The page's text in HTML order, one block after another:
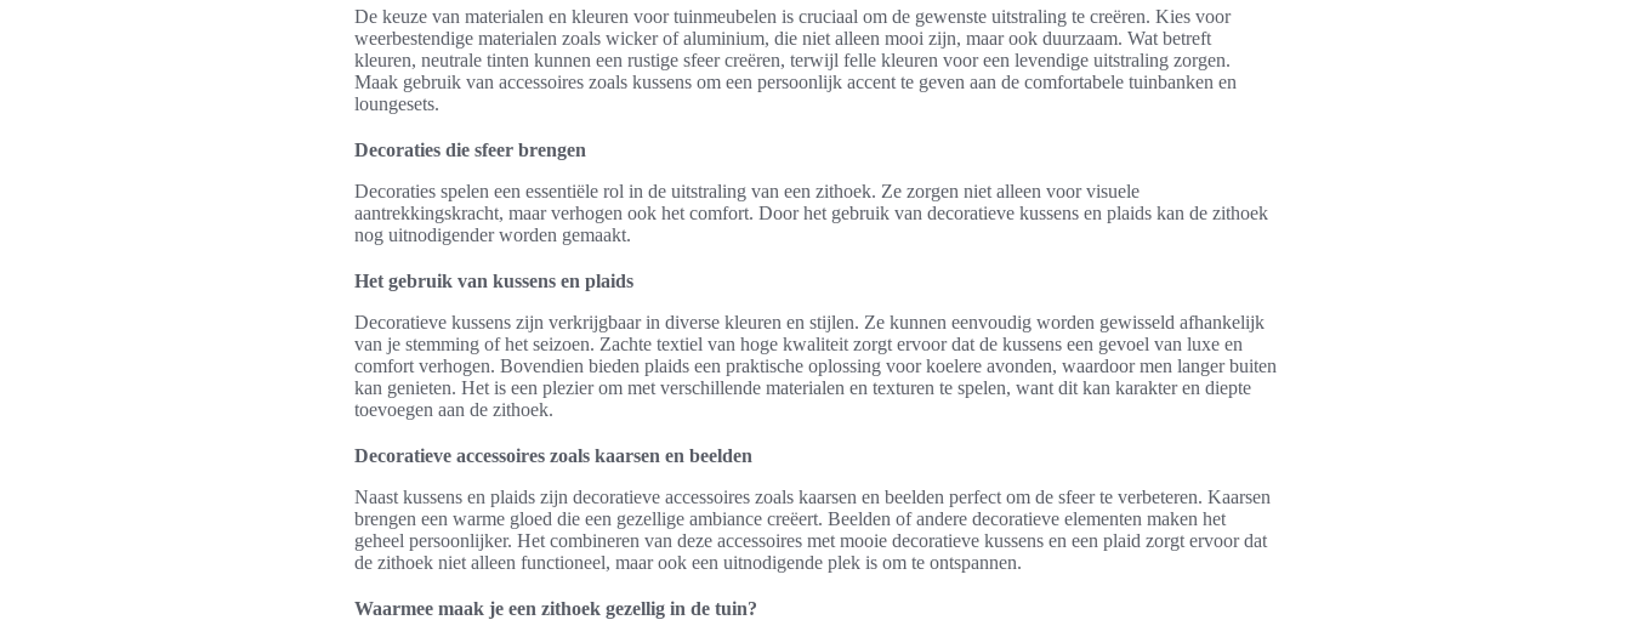
De keuze van materialen en kleuren voor tuinmeubelen is cruciaal om de gewenste uitstraling te creëren. Kies voor
weerbestendige materialen zoals wicker of aluminium, die niet alleen mooi zijn, maar ook duurzaam. Wat betreft
kleuren, neutrale tinten kunnen een rustige sfeer creëren, terwijl felle kleuren voor een levendige uitstraling zorgen.
Maak gebruik van accessoires zoals kussens om een persoonlijk accent te geven aan de comfortabele tuinbanken en
loungesets.
Decoraties die sfeer brengen
Decoraties spelen een essentiële rol in de uitstraling van een zithoek. Ze zorgen niet alleen voor visuele
aantrekkingskracht, maar verhogen ook het comfort. Door het gebruik van decoratieve kussens en plaids kan de zithoek
nog uitnodigender worden gemaakt.
Het gebruik van kussens en plaids
Decoratieve kussens zijn verkrijgbaar in diverse kleuren en stijlen. Ze kunnen eenvoudig worden gewisseld afhankelijk
van je stemming of het seizoen. Zachte textiel van hoge kwaliteit zorgt ervoor dat de kussens een gevoel van luxe en
comfort verhogen. Bovendien bieden plaids een praktische oplossing voor koelere avonden, waardoor men langer buiten
kan genieten. Het is een plezier om met verschillende materialen en texturen te spelen, want dit kan karakter en diepte
toevoegen aan de zithoek.
Decoratieve accessoires zoals kaarsen en beelden
Naast kussens en plaids zijn decoratieve accessoires zoals kaarsen en beelden perfect om de sfeer te verbeteren. Kaarsen
brengen een warme gloed die een gezellige ambiance creëert. Beelden of andere decoratieve elementen maken het
geheel persoonlijker. Het combineren van deze accessoires met mooie decoratieve kussens en een plaid zorgt ervoor dat
de zithoek niet alleen functioneel, maar ook een uitnodigende plek is om te ontspannen.
Waarmee maak je een zithoek gezellig in de tuin?